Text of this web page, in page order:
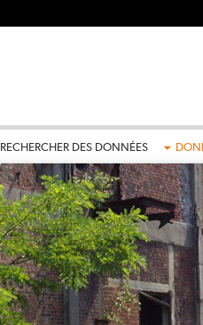
RECHERCHER DES DONNÉES